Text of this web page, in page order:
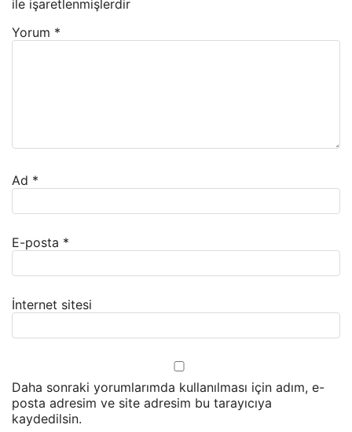
ile işaretlenmişlerdir
Yorum *
Ad *
E-posta *
İnternet sitesi
Daha sonraki yorumlarımda kullanılması için adım, e-
posta adresim ve site adresim bu tarayıcıya
kaydedilsin.